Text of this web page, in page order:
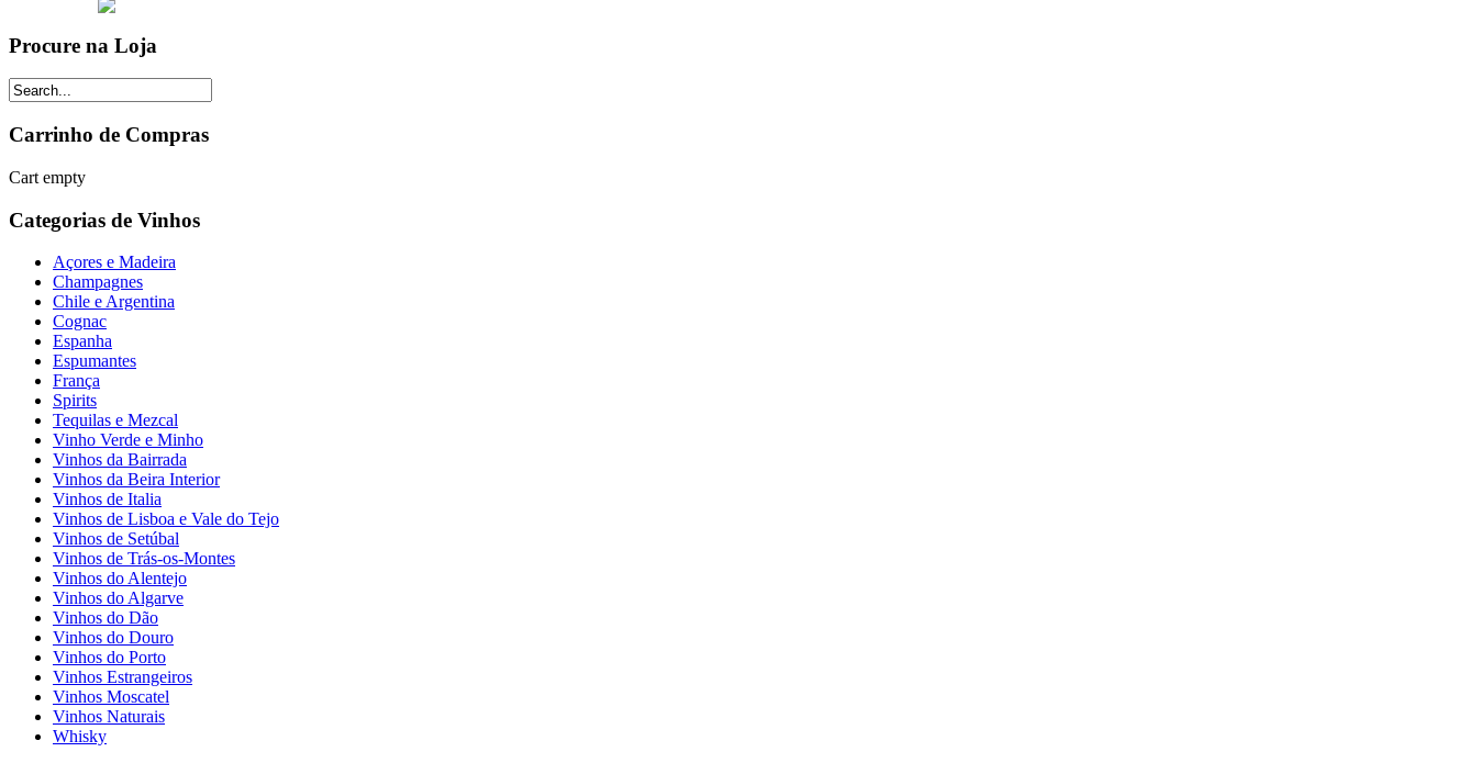
Procure na Loja
Carrinho de Compras
Cart empty
Categorias de Vinhos
Açores e Madeira
Champagnes
Chile e Argentina
Cognac
Espanha
Espumantes
França
Spirits
Tequilas e Mezcal
Vinho Verde e Minho
Vinhos da Bairrada
Vinhos da Beira Interior
Vinhos de Italia
Vinhos de Lisboa e Vale do Tejo
Vinhos de Setúbal
Vinhos de Trás-os-Montes
Vinhos do Alentejo
Vinhos do Algarve
Vinhos do Dão
Vinhos do Douro
Vinhos do Porto
Vinhos Estrangeiros
Vinhos Moscatel
Vinhos Naturais
Whisky